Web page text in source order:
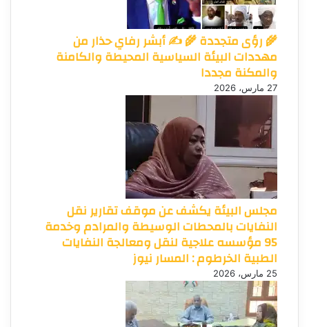
🌾 رؤى متجددة 🌾 ✍️ أبشر رفاي حذار من
مهددات البيئة السياسية المحيطة والكامنة
والمكنة مجددا
27 مارس، 2026
مجلس البيئة يكشف عن موقف تقارير نقل
النفايات بالمحطات الوسيطة والمرادم وخدمة
95 مؤسسه علاجية لنقل ومعالجة النفايات
الطبية الخرطوم : المسار نيوز
25 مارس، 2026